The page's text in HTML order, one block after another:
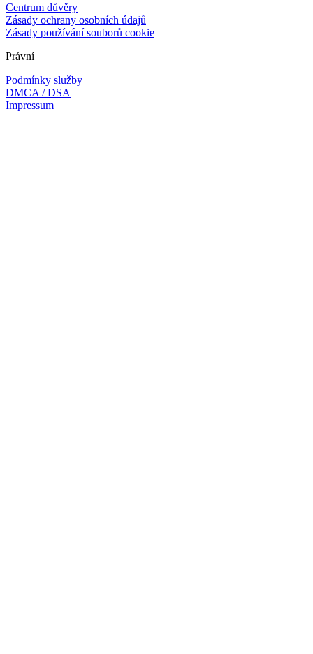
Centrum důvěry
Zásady ochrany osobních údajů
Zásady používání souborů cookie
Právní
Podmínky služby
DMCA / DSA
Impressum